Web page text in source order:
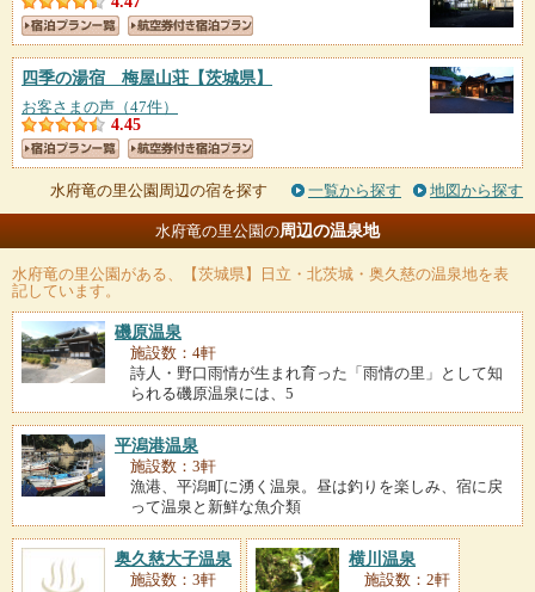
四季の湯宿 梅屋山荘 【茨城県】
お客さまの声（47件）
4.45
水府竜の里公園周辺の宿を探す 一覧から探す 地図から探す
水府竜の里公園の周辺の温泉地
水府竜の里公園 がある、【茨城県】日立・北茨城・奥久慈の温泉地を表
記しています。
磯原温泉
施設数：4軒
詩人・野口雨情が生まれ育った「雨情の里」として知
られる磯原温泉には、5
平潟港温泉
施設数：3軒
漁港、平潟町に湧く温泉。昼は釣りを楽しみ、宿に戻
って温泉と新鮮な魚介類
奥久慈大子温泉
施設数：3軒
横川温泉
施設数：2軒